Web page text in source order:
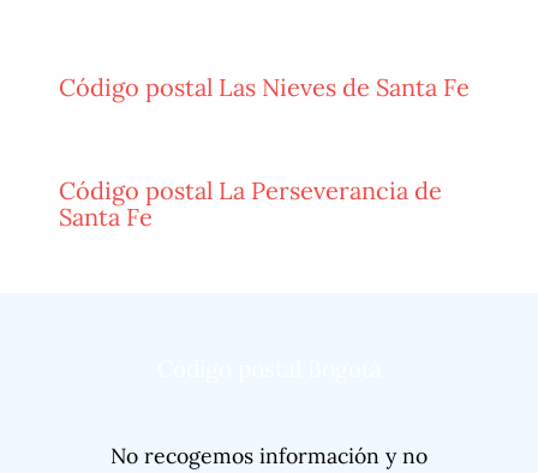
Código postal Las Nieves de Santa Fe
Código postal La Perseverancia de
Santa Fe
No recogemos información y no